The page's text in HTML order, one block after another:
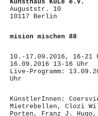
Kunsthaus KuLe e.V.
Auguststr. 10
10117 Berlin
mision mischen 88
10.-17.09.2016, 16-21
16.09.2016 13-16 Uhr
Live-Programm:
Uhr
KünstlerInnen:
Mietrebellen, Clozi
Porten, Franz J.